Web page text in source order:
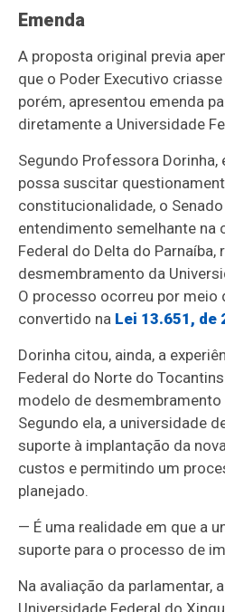
Emenda
A proposta original previa
que o Poder Executivo
porém, apresentou emenda
diretamente a Universidade
Segundo Professora Dorinha,
possa suscitar
constitucionalidade, o
entendimento semelhante na
Federal do Delta do Parnaíba,
desmembramento da
O processo ocorreu por meio
convertido na Lei 13.651, de
Dorinha citou, ainda, a
Federal do Norte do
modelo de
Segundo ela, a universidade
suporte à implantação da
custos e permitindo um
planejado.
— É uma realidade em que a
suporte para o processo de
Na avaliação da parlamentar,